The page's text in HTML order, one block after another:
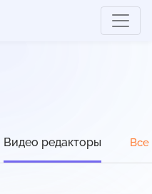
Видео редакторы Все